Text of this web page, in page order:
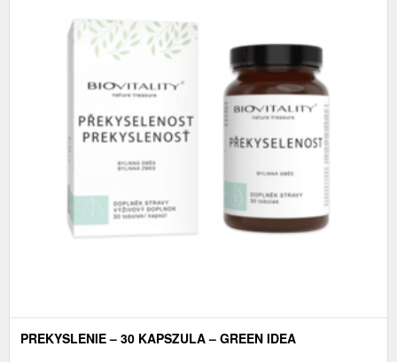
PREKYSLENIE – 30 KAPSZULA – GREEN IDEA